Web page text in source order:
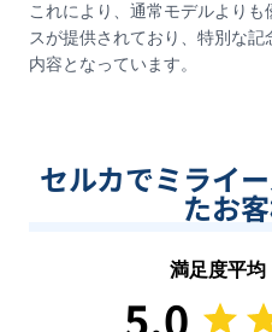
これにより、通常モデルより
スが提供されており、特別な
内容となっています。
セルカでミライ
たお
満足度平均
5.0